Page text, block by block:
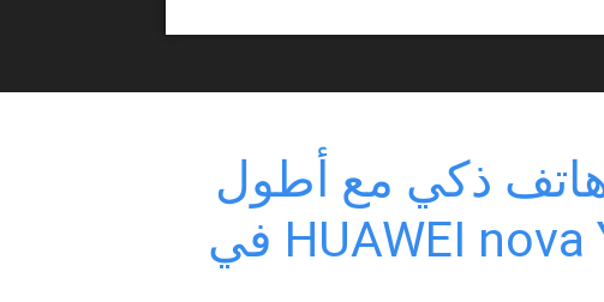
ذكي مع أطول
عمر للبطارية – HUAWEI nova Y70 في